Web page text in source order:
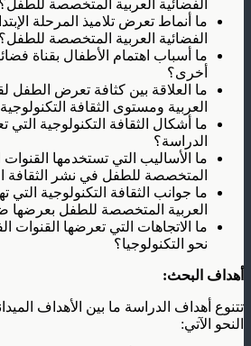
الفضائية العربية المتخصصة للطفل؟
ما أنماط تعرض تلاميذ المرحلة
الفضائية العربية المتخصصة للطفل؟
ما أسباب اهتمام الأطفال بقناة
أخرى؟
ما العلاقة بين كثافة تعرض الطفل
العربية ومستوى الثقافة
ما أشكال الثقافة التكنولوجية التي
الدراسة؟
ما الأساليب التي تستخدمها القنوات
المتخصصة للطفل في نشر الثقافة
ما جوانب الثقافة التكنولوجية التي
العربية المتخصصة للطفل بعرضها
ما الاتجاهات التي تعرضها
نحو التكنولوجيا؟
أهداف البحث:
تتنوع أهداف الدراسة ما بين الأهداف
النحو الآتي: